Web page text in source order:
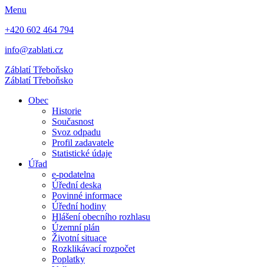
Menu
+420 602 464 794
info@zablati.cz
ZáblatíTřeboňsko
ZáblatíTřeboňsko
Obec
Historie
Současnost
Svoz odpadu
Profil zadavatele
Statistické údaje
Úřad
e-podatelna
Úřední deska
Povinné informace
Úřední hodiny
Hlášení obecního rozhlasu
Územní plán
Životní situace
Rozklikávací rozpočet
Poplatky